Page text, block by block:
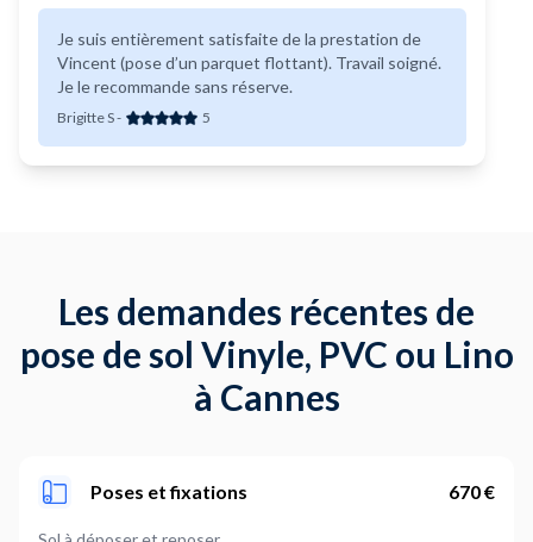
Je suis entièrement satisfaite de la prestation de
Vincent (pose d’un parquet flottant). Travail soigné.
Je le recommande sans réserve.
Brigitte S- 5
Les demandes récentes de
pose de sol Vinyle, PVC ou Lino
à Cannes
Poses et fixations 670 €